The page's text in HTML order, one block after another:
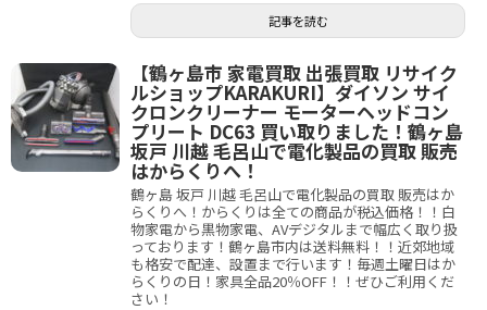
記事を読む
【鶴ヶ島市 家電買取 出張買取 リサイク
ルショップKARAKURI】ダイソン サイ
クロンクリーナー モーターヘッドコン
プリート DC63 買い取りました！鶴ヶ島
坂戸 川越 毛呂山で電化製品の買取 販売
はからくりへ！
鶴ヶ島 坂戸 川越 毛呂山で電化製品の買取 販売はか
らくりへ！からくりは全ての商品が税込価格！！白
物家電から黒物家電、AVデジタルまで幅広く取り扱
っております！鶴ヶ島市内は送料無料！！近郊地域
も格安で配達、設置まで行います！毎週土曜日はか
らくりの日！家具全品20％OFF！！ぜひご利用くだ
さい！